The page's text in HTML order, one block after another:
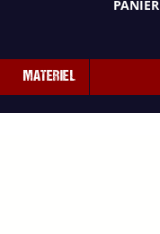
PANIER
MATERIEL